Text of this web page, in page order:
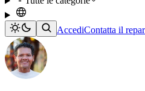
AccediContatta il